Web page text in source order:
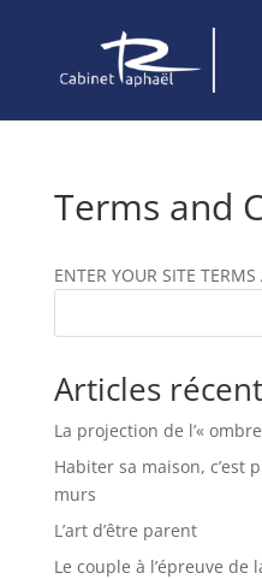
Terms and
ENTER YOUR SITE
Articles
La projection de l’«
Habiter sa maison, c’est
murs
L’art d’être parent
Le couple à l’épreuve de